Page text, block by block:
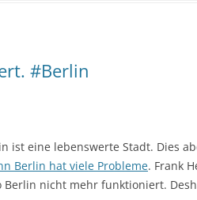
#Berlin
ist eine lebenswerte Stadt. Dies
Berlin hat viele Probleme. Frank
Berlin nicht mehr funktioniert.